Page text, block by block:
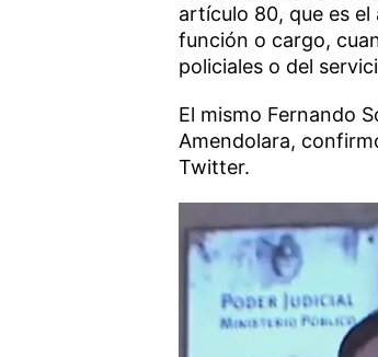
artículo 80, que es
función o cargo,
policiales o del
El mismo Fernando
Amendolara,
Twitter.